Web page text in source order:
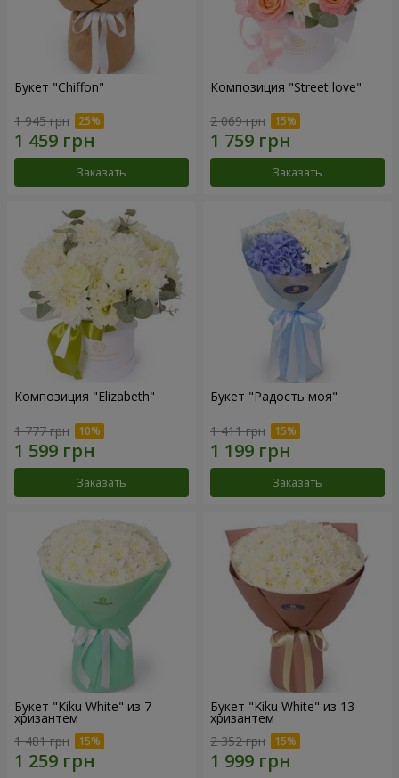
Букет "Chiffon"
1 945 грн
Заказать
Композиция "Street love"
2 069 грн
Заказать
Композиция "Elizabeth"
1 777 грн
Заказать
Букет "Радость моя"
1 411 грн
Заказать
Букет "Kiku White" из 7
хризантем
1 481 грн
Букет "Kiku White" из 13
хризантем
2 352 грн